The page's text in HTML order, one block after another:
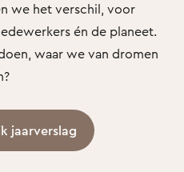
we het verschil, voor
én de planeet.
waar we van dromen
jaarverslag